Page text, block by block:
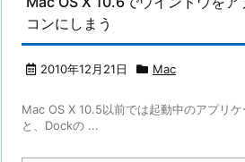
コンにしまう
2010年12月21日 Mac
Mac OS X 10.5以前では起動中のアプリ
と、Dockの ...